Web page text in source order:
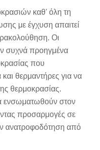
καθ' όλη τη
με έγχυση απαιτεί
Οι
συχνά προηγμένα
που
θερμαντήρες για να
θερμοκρασίας.
ενσωματωθούν στον
προσαρμογές σε
ανατροφοδότηση από